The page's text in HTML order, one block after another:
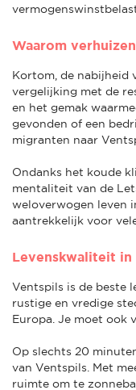
Waarom
Kortom, de nabijheid
vergelijking met de
en het gemak
gevonden of een
migranten naar
Ondanks het koude
mentaliteit van de
weloverwogen leven
aantrekkelijk voor
Levenskwaliteit in
Ventspils is de beste
rustige en vredige
Europa. Je moet ook
Op slechts 20
van Ventspils. Met
ruimte om te